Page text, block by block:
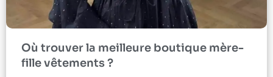
Où trouver la meilleure boutique mère-
fille vêtements ?